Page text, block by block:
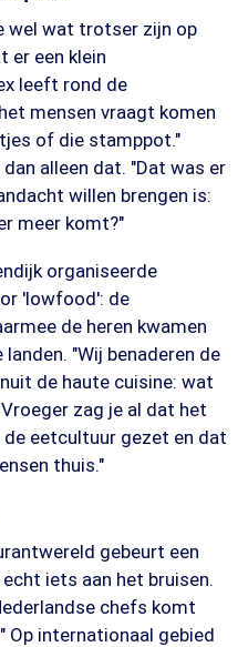
wel wat trotser zijn op
er een klein
leeft rond de
mensen vraagt komen
of die stamppot."
alleen dat. "Dat was er
willen brengen is:
meer komt?"
organiseerde
'lowfood': de
de heren kwamen
"Wij benaderen de
de haute cuisine: wat
zag je al dat het
eetcultuur gezet en dat
thuis."
gebeurt een
iets aan het bruisen.
chefs komt
Op internationaal gebied